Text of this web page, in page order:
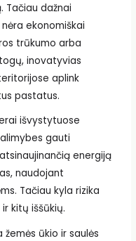
dažnai
ekonomiškai
trūkumo arba
inovatyvias
aplink
pastatus.
išvystytuose
gauti
energiją
naudojant
Tačiau kyla rizika
kitų iššūkių.
ūkio ir saulės